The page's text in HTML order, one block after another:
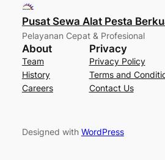
Pusat Sewa Alat Pesta
Pelayanan Cepat & Profesional
About
Team
History
Careers
Privacy
Privacy Policy
Terms and
Contact Us
Designed with WordPress